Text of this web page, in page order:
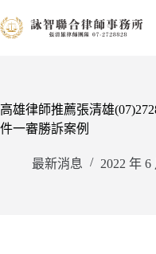
至
容
高雄律師推薦張清雄
件一審勝訴案例
最新消息 2022 年 6